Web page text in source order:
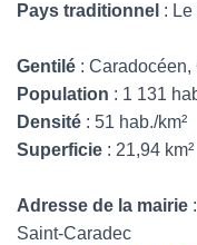
Pays traditionnel :
Gentilé :
Population : 1 131
Densité : 51 hab./km²
Superficie : 21,94 km²
Adresse de la mairie
Saint-Caradec